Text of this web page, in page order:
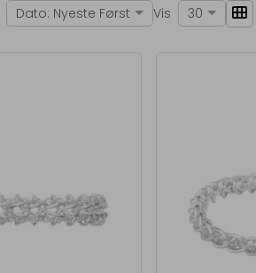
Dato: Nyeste Først Vis 30 view_module